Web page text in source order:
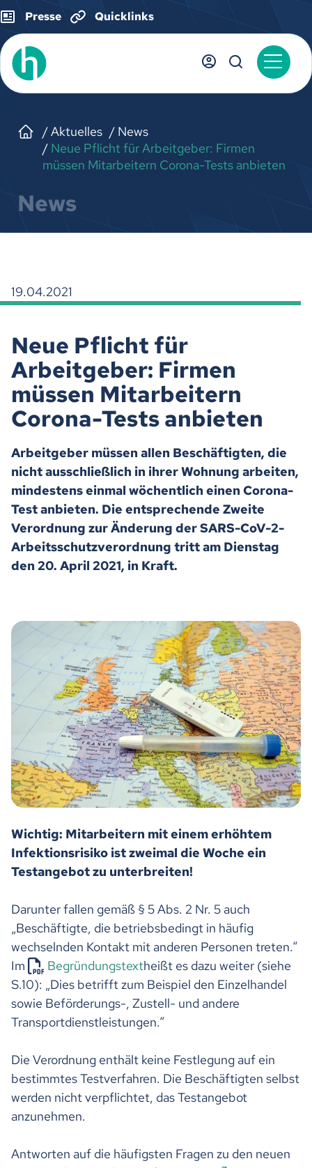
Presse Quicklinks
Aktuelles
News
Neue Pflicht für Arbeitgeber: Firmen
müssen Mitarbeitern Corona-Tests anbieten
News
19.04.2021
Neue Pflicht für
Arbeitgeber: Firmen
müssen Mitarbeitern
Corona-Tests anbieten
Arbeitgeber müssen allen Beschäftigten, die
nicht ausschließlich in ihrer Wohnung arbeiten,
mindestens einmal wöchentlich einen Corona-
Test anbieten. Die entsprechende Zweite
Verordnung zur Änderung der SARS-CoV-2-
Arbeitsschutzverordnung tritt am Dienstag
den 20. April 2021, in Kraft.
Wichtig: Mitarbeitern mit einem erhöhtem
Infektionsrisiko ist zweimal die Woche ein
Testangebot zu unterbreiten!
Darunter fallen gemäß § 5 Abs. 2 Nr. 5 auch
„Beschäftigte, die betriebsbedingt in häufig
wechselnden Kontakt mit anderen Personen treten.“
Im
Begründungstextheißt es dazu weiter (siehe
S.10): „Dies betrifft zum Beispiel den Einzelhandel
sowie Beförderungs-, Zustell- und andere
Transportdienstleistungen.“
Die Verordnung enthält keine Festlegung auf ein
bestimmtes Testverfahren. Die Beschäftigten selbst
werden nicht verpflichtet, das Testangebot
anzunehmen.
Antworten auf die häufigsten Fragen zu den neuen